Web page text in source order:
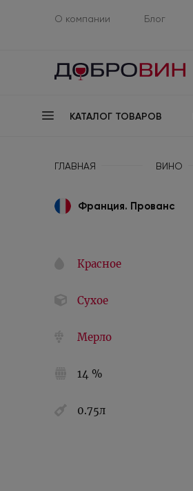
О компании Блог
КАТАЛОГ ТОВАРОВ
ГЛАВНАЯ ВИНО
Франция. Прованс
Красное
Сухое
Мерло
14 %
0.75л